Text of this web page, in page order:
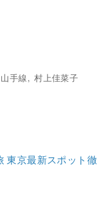
山手線 村上佳菜子